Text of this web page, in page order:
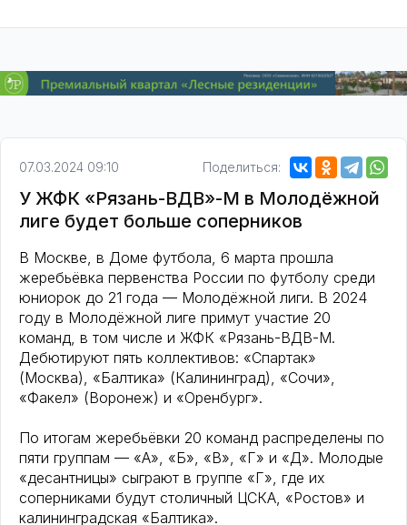
07.03.2024 09:10 Поделиться:
У ЖФК «Рязань-ВДВ»-М в Молодёжной
лиге будет больше соперников
В Москве, в Доме футбола, 6 марта прошла
жеребьёвка первенства России по футболу среди
юниорок до 21 года — Молодёжной лиги. В 2024
году в Молодёжной лиге примут участие 20
команд, в том числе и ЖФК «Рязань-ВДВ-М.
Дебютируют пять коллективов: «Спартак»
(Москва), «Балтика» (Калининград), «Сочи»,
«Факел» (Воронеж) и «Оренбург».
По итогам жеребьёвки 20 команд распределены по
пяти группам — «А», «Б», «В», «Г» и «Д». Молодые
«десантницы» сыграют в группе «Г», где их
соперниками будут столичный ЦСКА, «Ростов» и
калининградская «Балтика».